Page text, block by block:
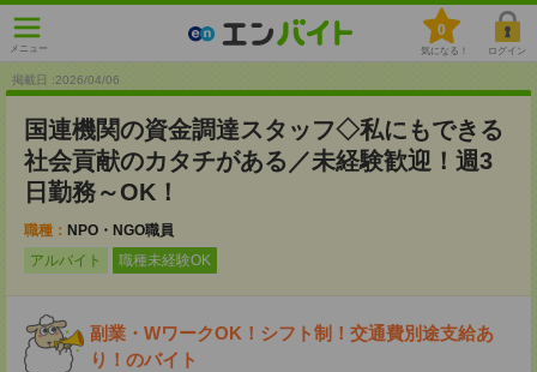
メニュー
0
気になる！ ログイン
掲載日 :2026/04/06
国連機関の資金調達スタッフ◇私にもできる
社会貢献のカタチがある／未経験歓迎！週3
日勤務～OK！
職種： NPO・NGO職員
アルバイト
職種未経験OK
副業・WワークOK！シフト制！交通費別途支給あ
り！のバイト